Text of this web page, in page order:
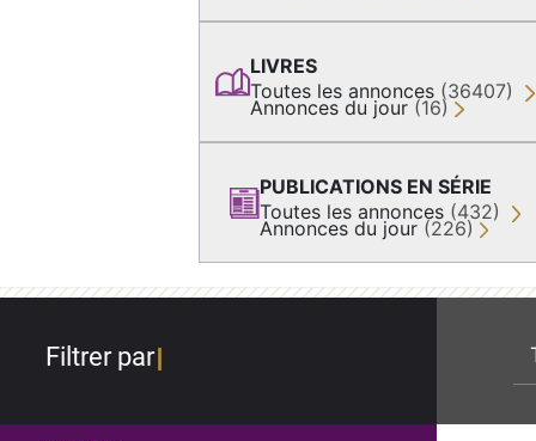
LIVRES
Toutes les annonces (36407)
Annonces du jour (16)
PUBLICATIONS EN SÉRIE
Toutes les annonces (432)
Annonces du jour (226)
Filtrer par